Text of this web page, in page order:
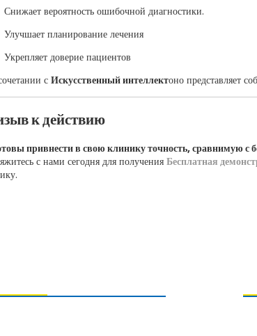
Снижает вероятность ошибочной диагностики.
Улучшает планирование лечения
Укрепляет доверие пациентов
сИскусственный интеллектоно представляет
к действию
привнести в свою клинику точность, сравнимую
с нами сегодня для получения Бесплатная